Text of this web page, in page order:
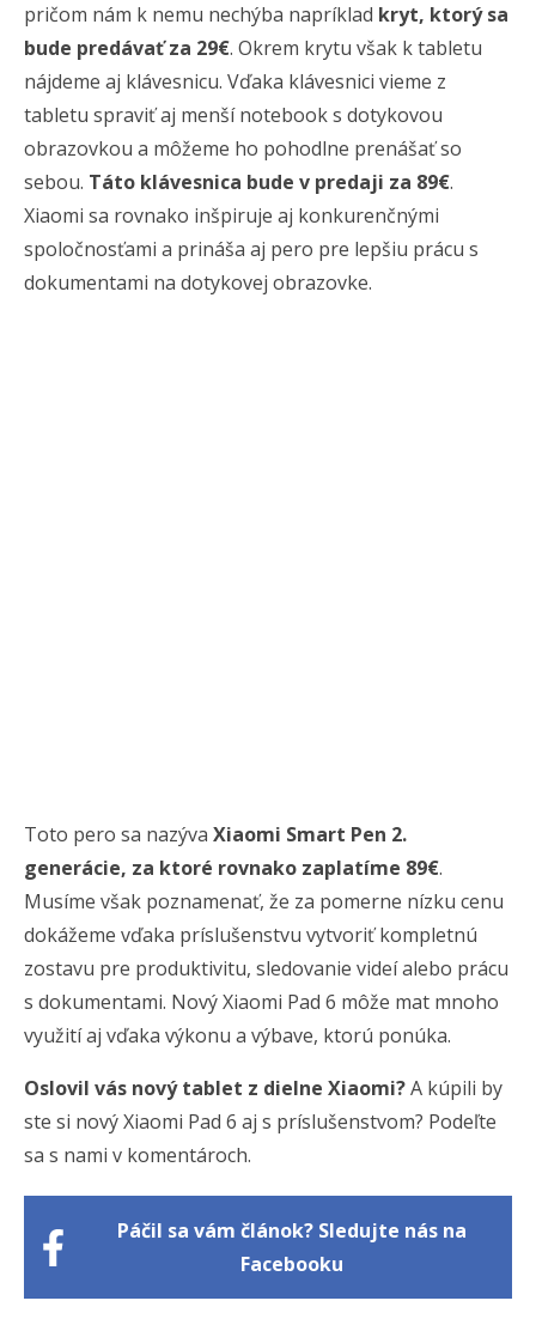
pričom nám k nemu nechýba napríklad kryt, ktorý sa
bude predávať za 29€. Okrem krytu však k tabletu
nájdeme aj klávesnicu. Vďaka klávesnici vieme z
tabletu spraviť aj menší notebook s dotykovou
obrazovkou a môžeme ho pohodlne prenášať so
sebou. Táto klávesnica bude v predaji za 89€.
Xiaomi sa rovnako inšpiruje aj konkurenčnými
spoločnosťami a prináša aj pero pre lepšiu prácu s
dokumentami na dotykovej obrazovke.
Toto pero sa nazýva Xiaomi Smart Pen 2.
generácie, za ktoré rovnako zaplatíme 89€.
Musíme však poznamenať, že za pomerne nízku cenu
dokážeme vďaka príslušenstvu vytvoriť kompletnú
zostavu pre produktivitu, sledovanie videí alebo prácu
s dokumentami. Nový Xiaomi Pad 6 môže mat mnoho
využití aj vďaka výkonu a výbave, ktorú ponúka.
Oslovil vás nový tablet z dielne Xiaomi?A kúpili by
ste si nový Xiaomi Pad 6 aj s príslušenstvom? Podeľte
sa s nami v komentároch.
Páčil sa vám článok? Sledujte nás na
Facebooku